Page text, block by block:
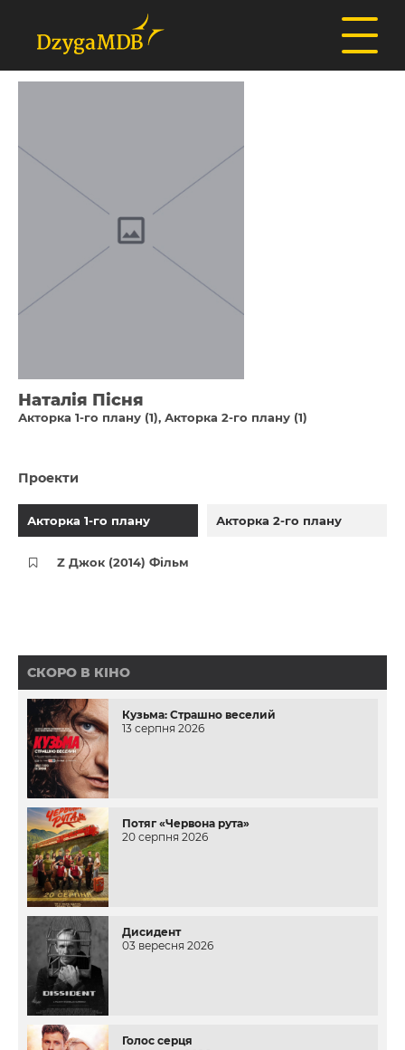
Наталія Пісня
Акторка 1-го плану (1) Акторка 2-го плану (1)
Проекти
Акторка 1-го плану Акторка 2-го плану
Z Джок (2014) Фільм
СКОРО В КІНО
Кузьма: Страшно веселий
13 серпня 2026
Потяг «Червона рута»
20 серпня 2026
Дисидент
03 вересня 2026
Голос серця